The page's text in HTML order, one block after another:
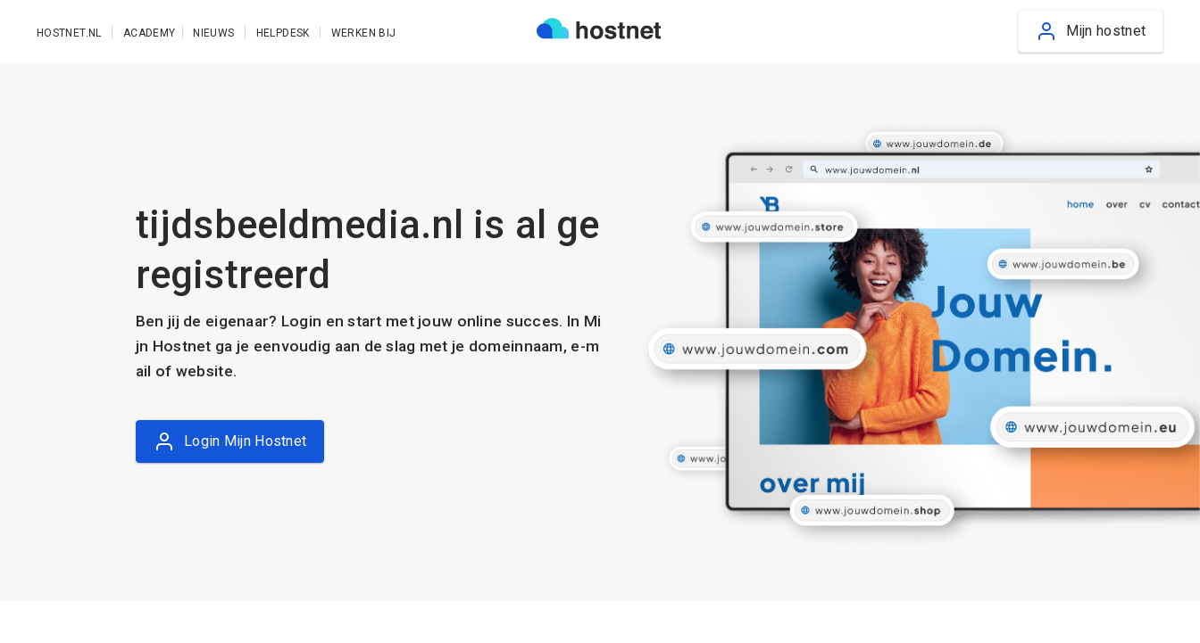
HOSTNET.NL ACADEMY NIEUWS HELPDESK WERKEN BIJ Mijn hostnet
tijdsbeeldmedia.nl is al ge
registreerd
Ben jij de eigenaar? Login en start met jouw online succes. In Mi
jn Hostnet ga je eenvoudig aan de slag met je domeinnaam, e-m
ail of website.
Login Mijn Hostnet